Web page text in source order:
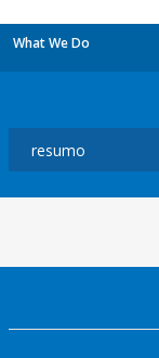
What We Do